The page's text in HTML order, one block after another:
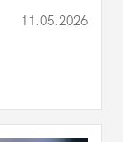
11.05.2026